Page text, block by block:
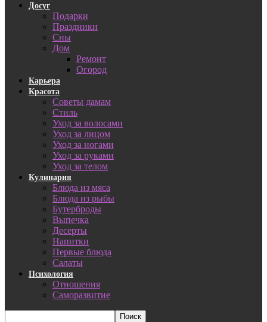
Досуг
Подарки
Праздники
Сны
Дом
Ремонт
Огород
Карьера
Красота
Советы дамам
Стиль
Уход за волосами
Уход за лицом
Уход за ногами
Уход за руками
Уход за телом
Кулинария
Блюда из мяса
Блюда из рыбы
Бутерброды
Выпечка
Десерты
Напитки
Первые блюда
Салаты
Психология
Отношения
Саморазвитие